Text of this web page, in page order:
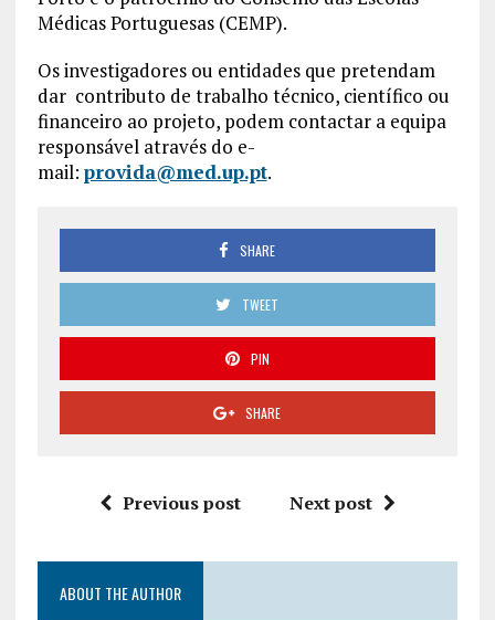
Médicas Portuguesas (CEMP).
Os investigadores ou entidades que pretendam
dar contributo de trabalho técnico, científico ou
financeiro ao projeto, podem contactar a equipa
responsável através do e-
mail: provida@med.up.pt.
SHARE
TWEET
PIN
SHARE
Previous post Next post
ABOUT THE AUTHOR